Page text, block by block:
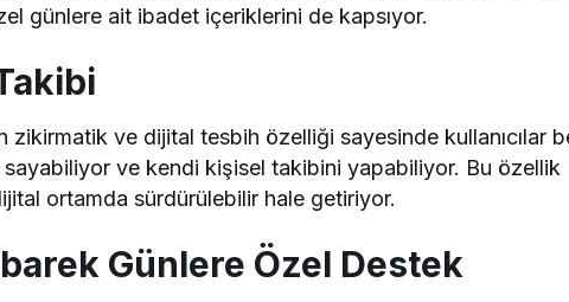
günlere ait ibadet içeriklerini de kapsıyor.
zikirmatik ve dijital tesbih özelliği sayesinde kullanıcılar
ve kendi kişisel takibini yapabiliyor. Bu özellik
ortamda sürdürülebilir hale getiriyor.
Günlere Özel Destek